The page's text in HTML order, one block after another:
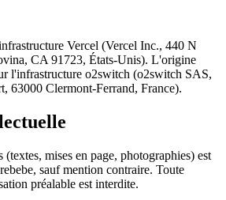
Vercel (Vercel Inc., 440 N
CA 91723, États-Unis). L'origine
l'infrastructure o2switch (o2switch SAS,
63000 Clermont-Ferrand, France).
(textes, mises en page, photographies) est
, sauf mention contraire. Toute
préalable est interdite.